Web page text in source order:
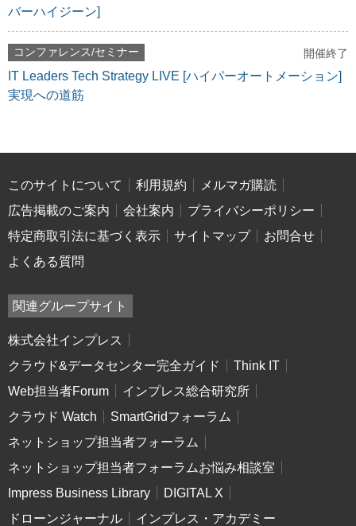
バーハイジーン]
コンファレンス/セミナー 開催終了
IT Leaders Tech Strategy LIVE [ハイパーオートメーション]
実現への道筋
このサイトについて 利用規約
メルマガ購読
広告掲載のご案内
会社案内
プライバシーポリシー
特定商取引法に基づく表示
サイトマップ
お問合せ
よくある質問
関連グループサイト
株式会社インプレス
クラウド&データセンター完全ガイド
Think IT
Web担当者Forum
インプレス総合研究所
クラウド Watch
SmartGridフォーラム
ネットショップ担当者フォーラム
ネットショップ担当者フォーラムお悩み相談室
Impress Business Library
DIGITAL X
ドローンジャーナル
インプレス・アカデミー